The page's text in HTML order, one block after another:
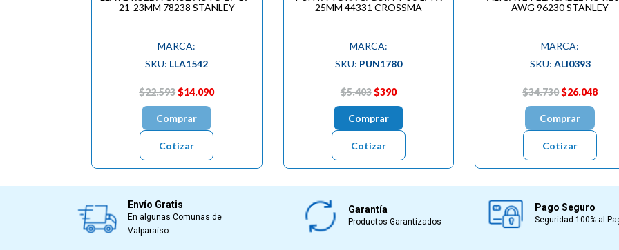
21-23MM 78238 STANLEY
MARCA:
SKU: LLA1542
$22.593$14.090
Comprar
Cotizar
25MM 44331 CROSSMA
MARCA:
SKU: PUN1780
$5.403$390
Comprar
Cotizar
AWG 96230 STANLEY
MARCA:
SKU: ALI0393
$34.730$26.048
Comprar
Cotizar
Envío Gratis
En algunas Comunas de
Valparaíso
Garantía
Productos Garantizados
Pago Seguro
Seguridad 100% al